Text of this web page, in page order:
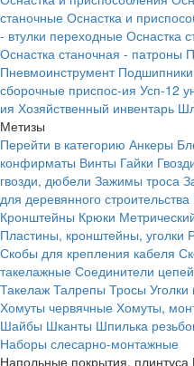
станочные Оснастка и
- втулки переходные Оснастка
Оснастка станочная - патроны
Пневмоинструмент Подшипники
сборочные приспос-ия Усп-12
ия Хозяйственный инвентарь
Метизы
Перейти в категорию Анкеры
конфирматы Винты Гайки
гвозди, дюбели Зажимы троса
для деревянного строительства
Кронштейны Крюки
Пластины, кронштейны, уголки
Скобы для крепления кабеля
такелажные Соединители цепей
Такелаж Талрепы Тросы
Хомуты червячные Хомуты,
Шайбы Шканты Шпилька
Наборы слесарно-монтажные
Напольные покрытия,